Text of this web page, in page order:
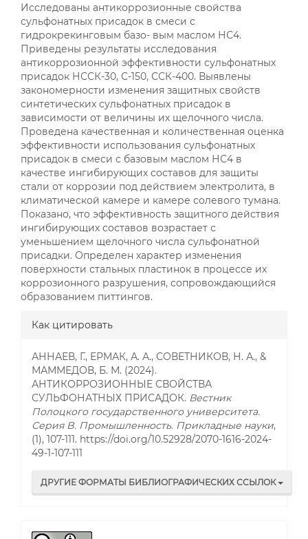
Исследованы антикоррозионные свойства
сульфонатных присадок в смеси с
гидрокрекинговым базо- вым маслом НС4.
Приведены результаты исследования
антикоррозионной эффективности сульфонатных
присадок НССК-30, С-150, ССК-400. Выявлены
закономерности изменения защитных свойств
синтетических сульфонатных присадок в
зависимости от величины их щелочного числа.
Проведена качественная и количественная оценка
эффективности использования сульфонатных
присадок в смеси с базовым маслом НС4 в
качестве ингибирующих составов для защиты
стали от коррозии под действием электролита, в
климатической камере и камере солевого тумана.
Показано, что эффективность защитного действия
ингибирующих составов возрастает с
уменьшением щелочного числа сульфонатной
присадки. Определен характер изменения
поверхности стальных пластинок в процессе их
коррозионного разрушения, сопровождающийся
образованием питтингов.
Как цитировать
АННАЕВ, Г., ЕРМАК, А. А., СОВЕТНИКОВ, Н. А., &
МАММЕДОВ, Б. М. (2024).
АНТИКОРРОЗИОННЫЕ СВОЙСТВА
СУЛЬФОНАТНЫХ ПРИСАДОК. Вестник
Полоцкого государственного университета.
Серия B. Промышленность. Прикладные науки,
(1), 107-111. https://doi.org/10.52928/2070-1616-2024-
49-1-107-111
ДРУГИЕ ФОРМАТЫ БИБЛИОГРАФИЧЕСКИХ ССЫЛОК